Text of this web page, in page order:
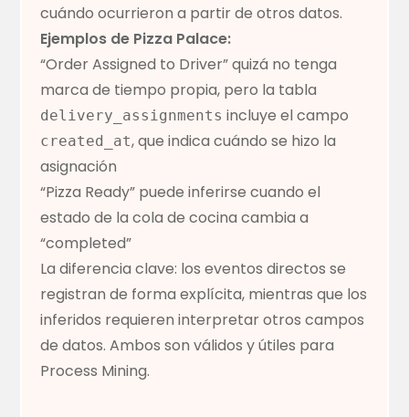
cuándo ocurrieron a partir de otros datos.
Ejemplos de Pizza Palace:
“Order Assigned to Driver” quizá no tenga
marca de tiempo propia, pero la tabla
delivery_assignments incluye el campo
created_at, que indica cuándo se hizo la
asignación
“Pizza Ready” puede inferirse cuando el
estado de la cola de cocina cambia a
“completed”
La diferencia clave: los eventos directos se
registran de forma explícita, mientras que los
inferidos requieren interpretar otros campos
de datos. Ambos son válidos y útiles para
Process Mining.